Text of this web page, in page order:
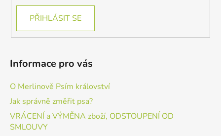
PŘIHLÁSIT SE
Informace pro vás
O Merlinově Psím království
Jak správně změřit psa?
VRÁCENÍ a VÝMĚNA zboží, ODSTOUPENÍ OD
SMLOUVY